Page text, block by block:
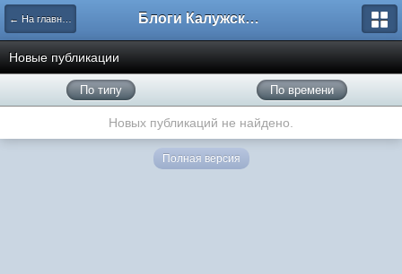
← На главную Блоги Калужского перекрестка
Новые публикации
По типу По времени
Новых публикаций не найдено.
Полная версия